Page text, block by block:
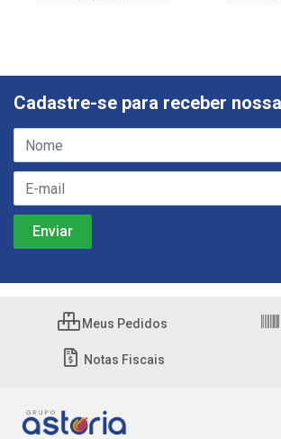
Cadastre-se para receber
Meus Pedidos
Notas Fiscais